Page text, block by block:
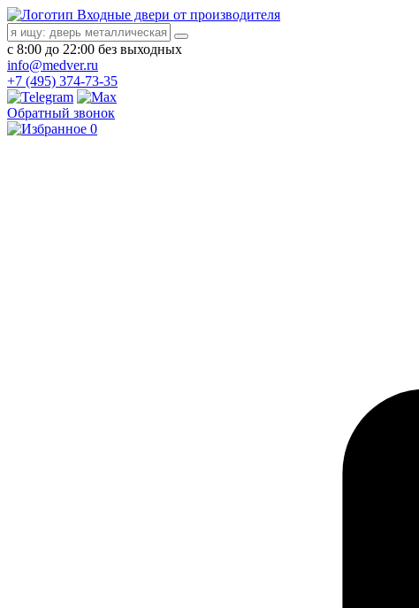
Входные двери от производителя
с 8:00 до 22:00 без выходных
info@medver.ru
+7 (495) 374-73-35
Обратный звонок
0